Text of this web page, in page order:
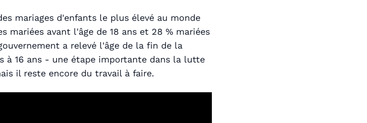
mariages d'enfants le plus élevé au monde
mariées avant l'âge de 18 ans et 28 % mariées
a relevé l'âge de la fin de la
16 ans - une étape importante dans la lutte
il reste encore du travail à faire.